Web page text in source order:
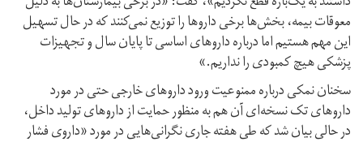
معوقات بیمه، بخش‌ها برخی داروها را توزیع نمی‌کنند که در حال تسهیل
این مهم هستیم اما درباره داروهای اساسی تا پایان سال و تجهیزات
پزشکی هیچ کمبودی را نداریم.»
سخنان نمکی درباره ممنوعیت ورود داروهای خارجی حتی در مورد
داروهای تک نسخه‌ای آن هم به منظور حمایت از داروهای تولید داخل،
در حالی بیان شد که طی هفته جاری نگرانی‌هایی در مورد «داروی فشار